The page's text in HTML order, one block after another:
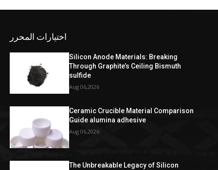
اختيارات المحرر
Silicon Anode Materials: Breaking
Through Graphite’s Ceiling Bismuth
sulfide
Aug 06,2026
Ceramic Crucible Material Comparison
Guide alumina adhesive
Aug 06,2026
The Unbreakable Legacy of Silicon